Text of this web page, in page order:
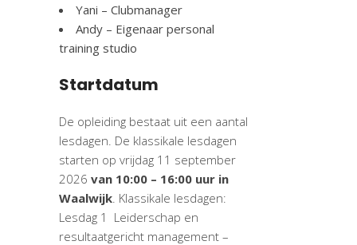
Yani – Clubmanager
Andy – Eigenaar personal
training studio
Startdatum
De opleiding bestaat uit een aantal
lesdagen. De klassikale lesdagen
starten op vrijdag 11 september
2026 van 10:00 – 16:00 uur in
Waalwijk . Klassikale lesdagen:
Lesdag 1 Leiderschap en
resultaatgericht management –